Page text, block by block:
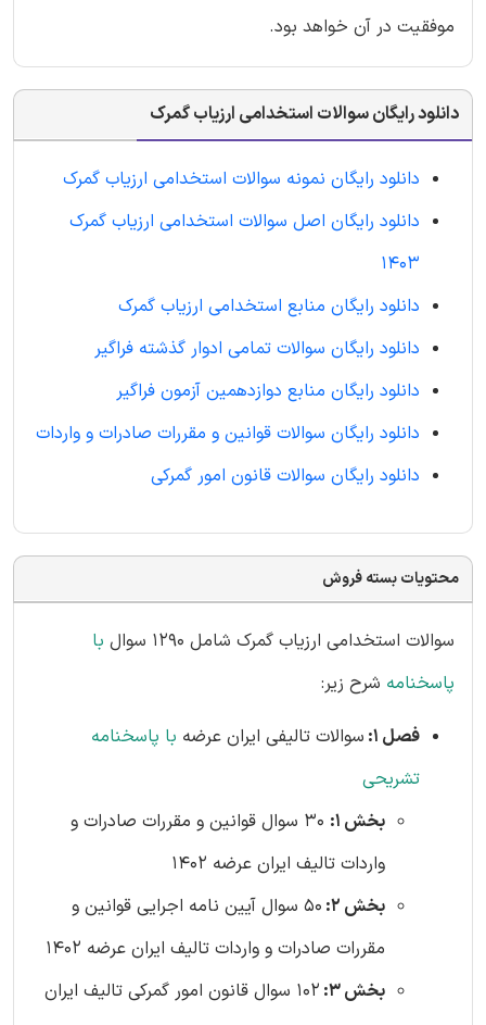
موفقیت در آن خواهد بود.
دانلود رایگان سوالات استخدامی ارزیاب گمرک
دانلود رایگان نمونه سوالات استخدامی ارزیاب گمرک
دانلود رایگان اصل سوالات استخدامی ارزیاب گمرک
1403
دانلود رایگان منابع استخدامی ارزیاب گمرک
دانلود رایگان سوالات تمامی ادوار گذشته فراگیر
دانلود رایگان منابع دوازدهمین آزمون فراگیر
دانلود رایگان سوالات قوانین و مقررات صادرات و واردات
دانلود رایگان سوالات قانون امور گمرکی
محتویات بسته فروش
سوالات استخدامی ارزیاب گمرک شامل 1290 سوال
با
پاسخنامه شرح زیر:
فصل 1: سوالات تالیفی ایران عرضه با پاسخنامه
تشریحی
بخش 1:
30 سوال قوانین و مقررات صادرات و
واردات تالیف ایران عرضه 1402
بخش 2:
50 سوال آیین ‌نامه اجرایی قوانین و
مقررات صادرات و واردات تالیف ایران عرضه 1402
بخش 3:
102 سوال قانون امور گمرکی تالیف ایران